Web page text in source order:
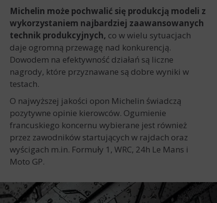
Michelin może pochwalić się produkcją modeli z
wykorzystaniem najbardziej zaawansowanych
technik produkcyjnych, co w wielu sytuacjach
daje ogromną przewagę nad konkurencją.
Dowodem na efektywność działań są liczne
nagrody, które przyznawane są dobre wyniki w
testach.
O najwyższej jakości opon Michelin świadczą
pozytywne opinie kierowców. Ogumienie
francuskiego koncernu wybierane jest również
przez zawodników startujących w rajdach oraz
wyścigach m.in. Formuły 1, WRC, 24h Le Mans i
Moto GP.